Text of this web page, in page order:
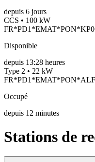
depuis 6 jours
CCS • 100 kW
Disponible
depuis 13:28 heures
Type 2 • 22 kW
Occupé
depuis 12 minutes
Stations de